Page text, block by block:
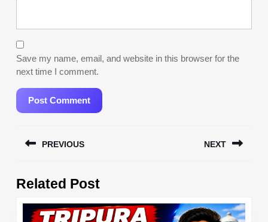
Save my name, email, and website in this browser for the
next time I comment.
navigation
PREVIOUS
post:
NEXT
Related Post